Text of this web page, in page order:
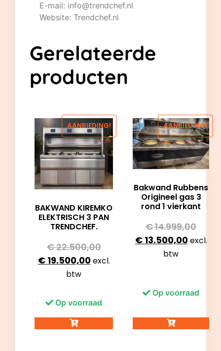
E-mail: info@trendchef.nl
Website: Trendchef.nl
Gerelateerde
producten
AANBIEDING!
BAKWAND KIREMKO
ELEKTRISCH 3 PAN
TRENDCHEF.
€22.500,00
€19.500,00excl.
btw
Op voorraad
AANBIEDING!
Bakwand Rubbens
Origineel gas 3
rond 1 vierkant
€14.999,00
€13.500,00excl.
btw
Op voorraad